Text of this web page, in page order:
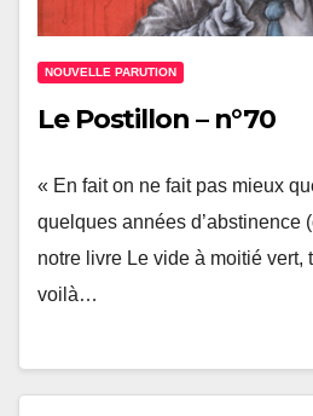
NOUVELLE PARUTION
Le Postillon – n°70
« En fait on ne fait pas mieux
quelques années d’abstinence
notre livre Le vide à moitié vert,
voilà…